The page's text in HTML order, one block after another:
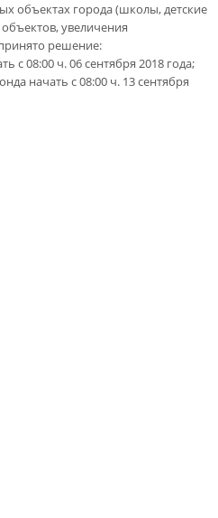
объектах города (школы, детские
увеличения
решение:
с 08:00 ч. 06 сентября 2018 года;
начать с 08:00 ч. 13 сентября